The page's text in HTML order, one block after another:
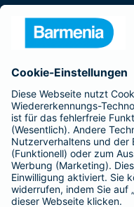
Barmenia ist